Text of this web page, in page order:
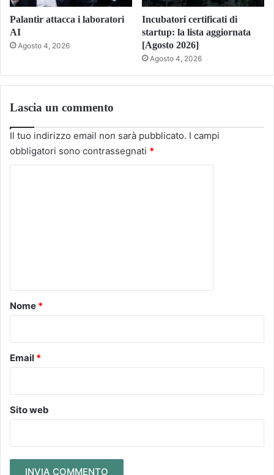
Palantir attacca i laboratori
AI
Agosto 4, 2026
Incubatori certificati di
startup: la lista aggiornata
[Agosto 2026]
Agosto 4, 2026
Lascia un commento
Il tuo indirizzo email non sarà pubblicato. I campi
obbligatori sono contrassegnati *
o
Nome *
Email *
Sito web